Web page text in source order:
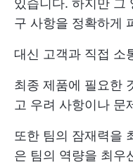
있습니다. 하지만 그
구 사항을 정확하게
대신 고객과 직접 소
최종 제품에 필요한
고 우려 사항이나 문
또한 팀의 잠재력을
은 팀의 역량을 최우